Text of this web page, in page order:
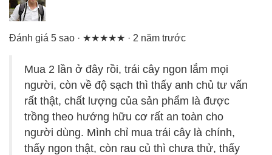
Đánh giá 5 sao · ★★★★★ · 2 năm trước
Mua 2 lần ở đây rồi, trái cây ngon lắm mọi
người, còn về độ sạch thì thấy anh chủ tư vấn
rất thật, chất lượng của sản phẩm là được
trồng theo hướng hữu cơ rất an toàn cho
người dùng. Mình chỉ mua trái cây là chính,
thấy ngon thật, còn rau củ thì chưa thử, thấy